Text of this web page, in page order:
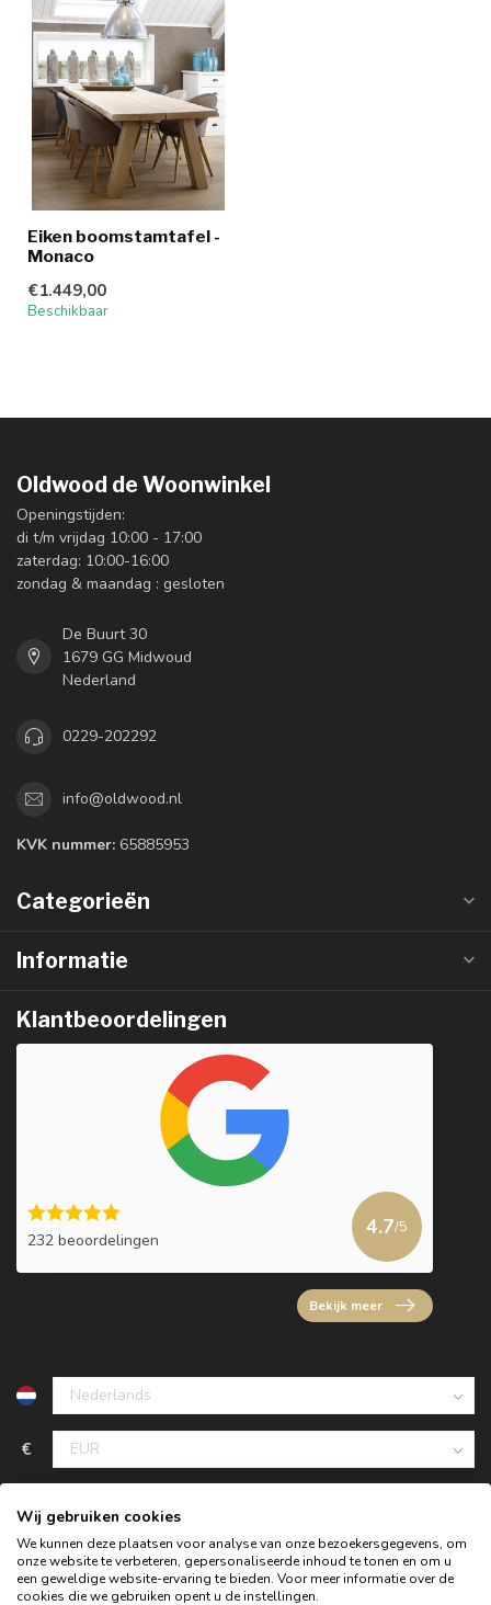
Eiken boomstamtafel -
Monaco
€1.449,00
Beschikbaar
Oldwood de Woonwinkel
Openingstijden:
di t/m vrijdag 10:00 - 17:00
zaterdag: 10:00-16:00
zondag & maandag : gesloten
De Buurt 30
1679 GG Midwoud
Nederland
0229-202292
info@oldwood.nl
KVK nummer: 65885953
Categorieën
Informatie
Klantbeoordelingen
232 beoordelingen
4.7/5
Bekijk meer
€
Wij gebruiken cookies
We kunnen deze plaatsen voor analyse van onze bezoekersgegevens, om
onze website te verbeteren, gepersonaliseerde inhoud te tonen en om u
een geweldige website-ervaring te bieden. Voor meer informatie over de
cookies die we gebruiken opent u de instellingen.